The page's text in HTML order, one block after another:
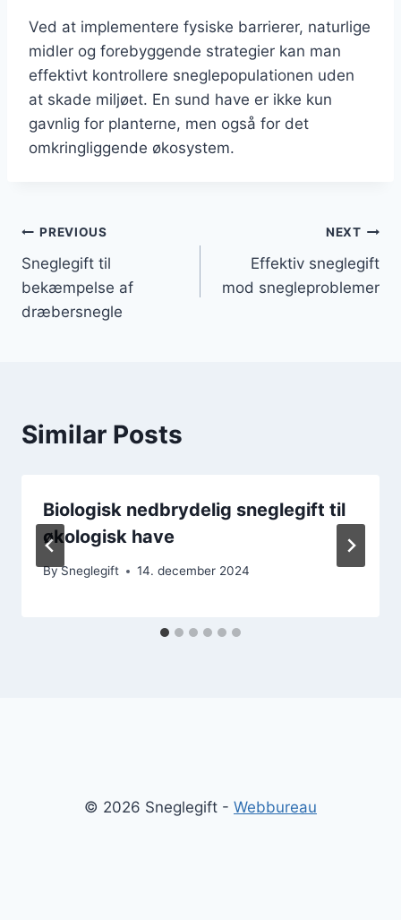
Ved at implementere fysiske barrierer, naturlige
midler og forebyggende strategier kan man
effektivt kontrollere sneglepopulationen uden
at skade miljøet. En sund have er ikke kun
gavnlig for planterne, men også for det
omkringliggende økosystem.
Indlægsnavigation
PREVIOUS
Sneglegift til
bekæmpelse af
dræbersnegle
NEXT
Effektiv sneglegift
mod snegleproblemer
Similar Posts
Biologisk nedbrydelig sneglegift til
økologisk have
BySneglegift 14. december 2024
© 2026 Sneglegift - Webbureau